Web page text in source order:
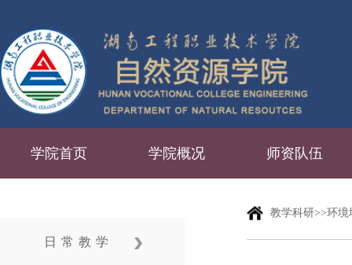
学院首页 学院概况 师资队伍
日常教学
教学科研>>环